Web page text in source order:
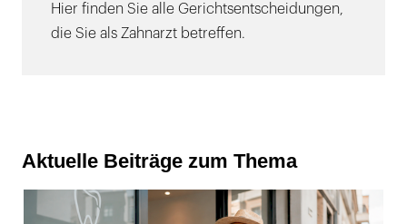
Hier finden Sie alle Gerichtsentscheidungen,
die Sie als Zahnarzt betreffen.
Aktuelle Beiträge zum Thema